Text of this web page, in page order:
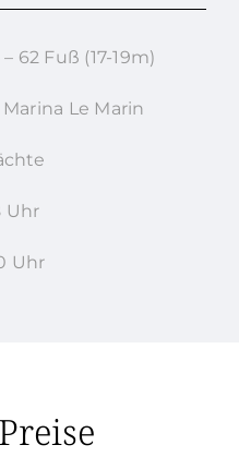
62 Fuß (17-19m)
Le Marin
Uhr
Uhr